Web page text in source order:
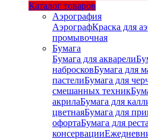
Каталог товаров
Аэрография
АэрографКраска для
промывочная
Бумага
Бумага для акварели
набросковБумага для
пастелиБумага для
смешанных техник
акрилаБумага для
цветнаяБумага для
офортаБумага для
консервации